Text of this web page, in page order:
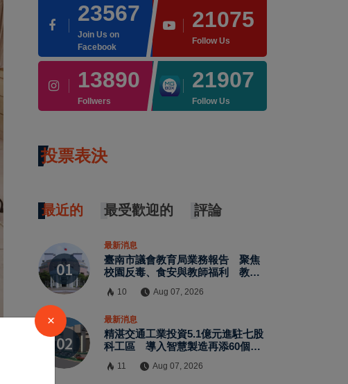
23567
Join Us on
Facebook
21075
Follow Us
13890
Follwers
21907
Follow Us
投票表決
最近的 最受歡迎的 評論
最新消息
臺南市議會教育局業務報告 聚焦
校園反毒、食安與教師福利 教師
10 Aug 07, 2026
最新消息
精湛交通工業投資5.1億元進駐七股
科工區 導入智慧製造再添60個就
11 Aug 07, 2026
×